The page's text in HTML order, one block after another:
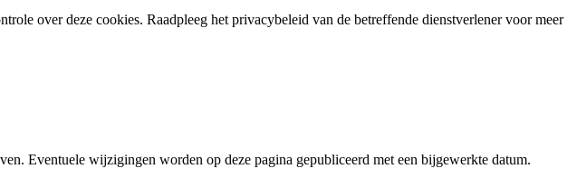
over deze cookies. Raadpleeg het privacybeleid van de betreffende dienstverlener voor meer
Eventuele wijzigingen worden op deze pagina gepubliceerd met een bijgewerkte datum.